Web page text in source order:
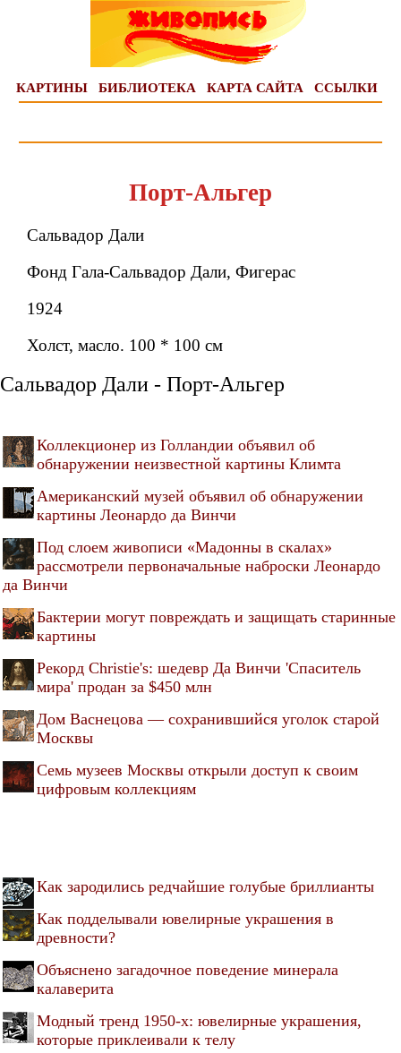
КАРТИНЫ БИБЛИОТЕКА КАРТА САЙТА ССЫЛКИ
Порт-Альгер
Сальвадор Дали
Фонд Гала-Сальвадор Дали, Фигерас
1924
Холст, масло. 100 * 100 см
Сальвадор Дали - Порт-Альгер
Коллекционер из Голландии объявил об
обнаружении неизвестной картины Климта
Американский музей объявил об обнаружении
картины Леонардо да Винчи
Под слоем живописи «Мадонны в скалах»
рассмотрели первоначальные наброски Леонардо
да Винчи
Бактерии могут повреждать и защищать старинные
картины
Рекорд Christie's: шедевр Да Винчи 'Спаситель
мира' продан за $450 млн
Дом Васнецова — сохранившийся уголок старой
Москвы
Семь музеев Москвы открыли доступ к своим
цифровым коллекциям
Как зародились редчайшие голубые бриллианты
Как подделывали ювелирные украшения в
древности?
Объяснено загадочное поведение минерала
калаверита
Модный тренд 1950-х: ювелирные украшения,
которые приклеивали к телу